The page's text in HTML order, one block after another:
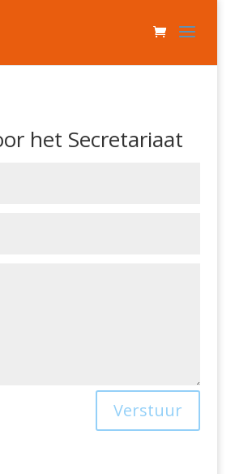
het Secretariaat
Verstuur